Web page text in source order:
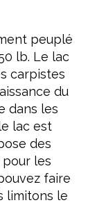
peuplé
lb. Le lac
carpistes
du
dans les
lac est
des
les
faire
limitons le